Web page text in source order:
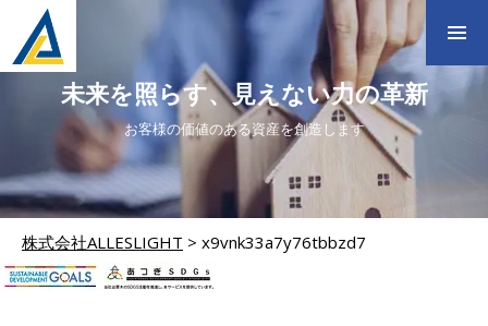
未来を照らす、見えない力の革新
お客様の価値のある資産を創造します
株式会社ALLESLIGHT > x9vnk33a7y76tbbzd7